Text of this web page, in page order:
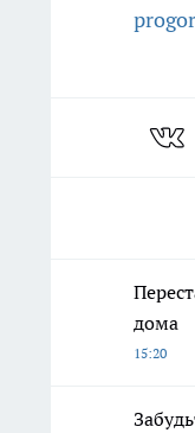
дома
15:20